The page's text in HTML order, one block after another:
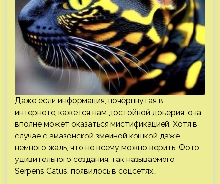
Даже если информация, почёрпнутая в
интернете, кажется нам достойной доверия, она
вполне может оказаться мистификацией. Хотя в
случае с амазонской змеиной кошкой даже
немного жаль, что не всему можно верить. Фото
удивительного создания, так называемого
Serpens Catus, появилось в соцсетях…